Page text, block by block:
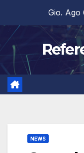
contenuto
Gio. Ago
NEWS